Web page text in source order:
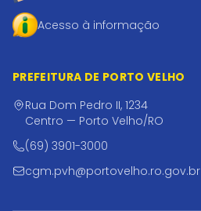
Acesso à informação
PREFEITURA DE PORTO VELHO
Rua Dom Pedro II, 1234
Centro — Porto Velho/RO
(69) 3901-3000
cgm.pvh@portovelho.ro.gov.br